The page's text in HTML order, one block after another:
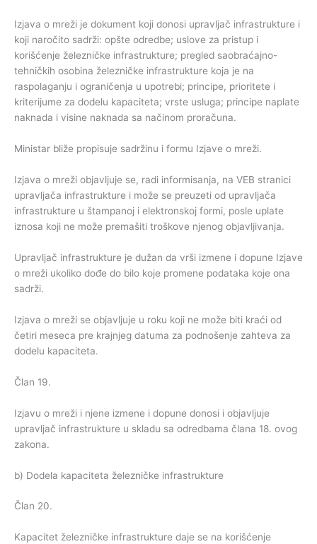
Izjava o mreži je dokument koji donosi upravljač infrastrukture i
koji naročito sadrži: opšte odredbe; uslove za pristup i
korišćenje železničke infrastrukture; pregled saobraćajno-
tehničkih osobina železničke infrastrukture koja je na
raspolaganju i ograničenja u upotrebi; principe, prioritete i
kriterijume za dodelu kapaciteta; vrste usluga; principe naplate
naknada i visine naknada sa načinom proračuna.
Ministar bliže propisuje sadržinu i formu Izjave o mreži.
Izjava o mreži objavljuje se, radi informisanja, na VEB stranici
upravljača infrastrukture i može se preuzeti od upravljača
infrastrukture u štampanoj i elektronskoj formi, posle uplate
iznosa koji ne može premašiti troškove njenog objavljivanja.
Upravljač infrastrukture je dužan da vrši izmene i dopune Izjave
o mreži ukoliko dođe do bilo koje promene podataka koje ona
sadrži.
Izjava o mreži se objavljuje u roku koji ne može biti kraći od
četiri meseca pre krajnjeg datuma za podnošenje zahteva za
dodelu kapaciteta.
Član 19.
Izjavu o mreži i njene izmene i dopune donosi i objavljuje
upravljač infrastrukture u skladu sa odredbama člana 18. ovog
zakona.
b) Dodela kapaciteta železničke infrastrukture
Član 20.
Kapacitet železničke infrastrukture daje se na korišćenje